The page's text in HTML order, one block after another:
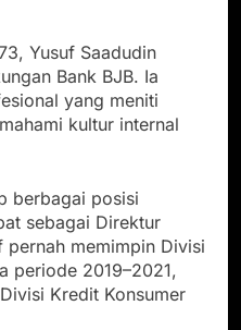
Yusuf Saadudin
Bank BJB. Ia
yang meniti
kultur internal
berbagai posisi
sebagai Direktur
pernah memimpin Divisi
periode 2019–2021,
Kredit Konsumer